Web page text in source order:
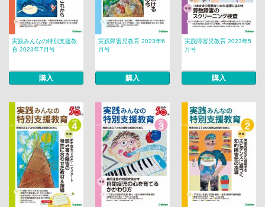
実践みんなの特別支援教
育 2023年7月号
購入
実践障害児教育 2023年6
月号
購入
実践障害児教育 2023年5
月号
購入